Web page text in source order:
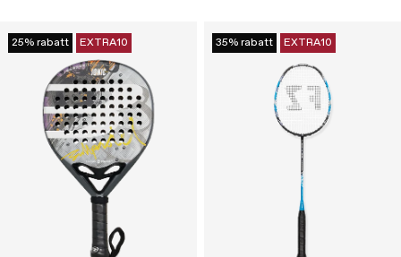
25% rabatt EXTRA10 35% rabatt EXTRA10